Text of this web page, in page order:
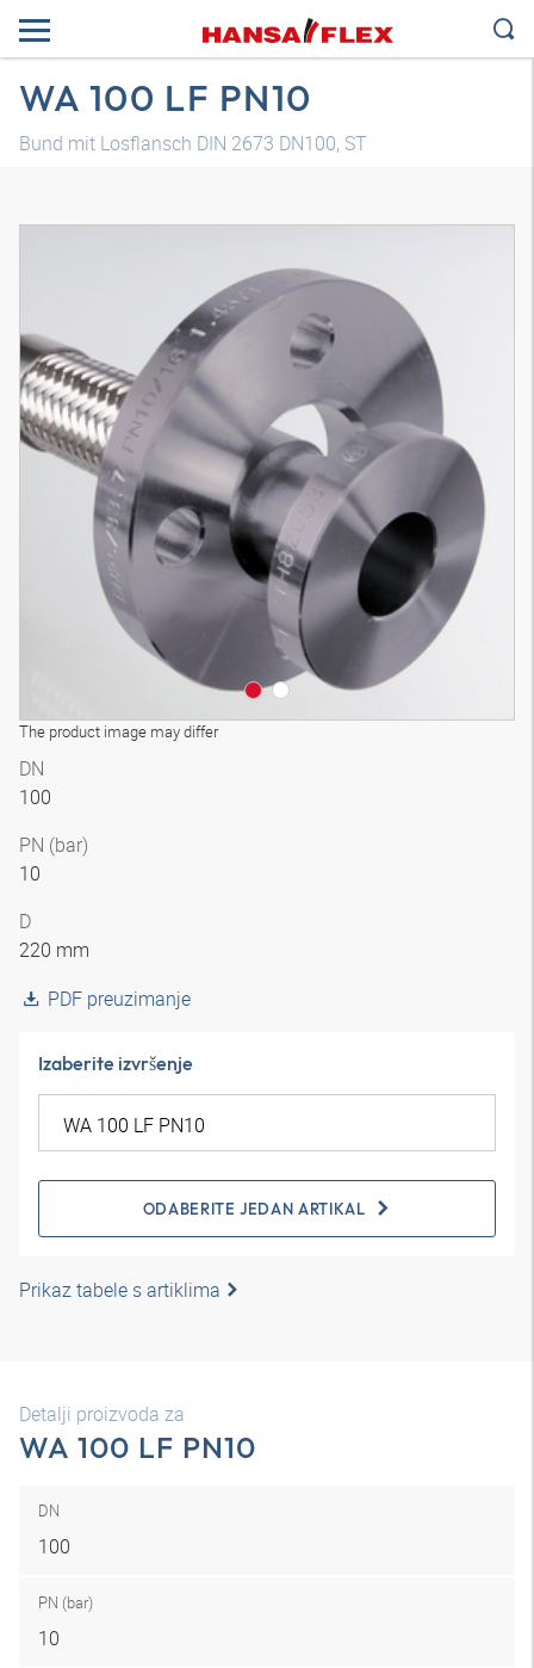
WA 100 LF PN10
Bund mit Losflansch DIN 2673 DN100, ST
The product image may differ
DN
100
PN (bar)
10
D
220 mm
PDF preuzimanje
Izaberite izvršenje
ODABERITE JEDAN ARTIKAL
Prikaz tabele s artiklima
Detalji proizvoda za
WA 100 LF PN10
DN
100
PN (bar)
10